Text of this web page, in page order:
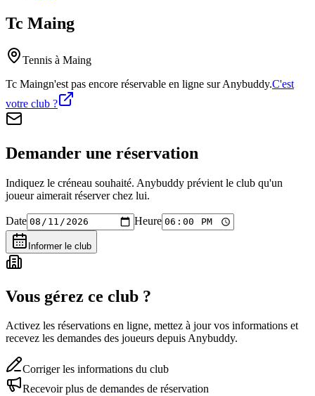
Tc Maing
Tennis à Maing
Tc Maingn'est pas encore réservable en ligne sur Anybuddy.C'est
votre club ?
Demander une réservation
Indiquez le créneau souhaité. Anybuddy prévient le club qu'un
joueur aimerait réserver chez lui.
Date Heure
Informer le club
Vous gérez ce club ?
Activez les réservations en ligne, mettez à jour vos informations et
recevez les demandes des joueurs depuis Anybuddy.
Corriger les informations du club
Recevoir plus de demandes de réservation